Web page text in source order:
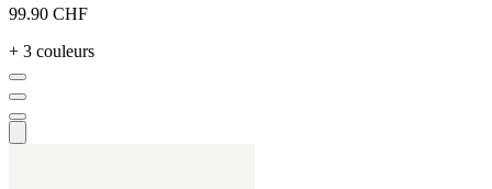
99.90 CHF
+ 3 couleurs